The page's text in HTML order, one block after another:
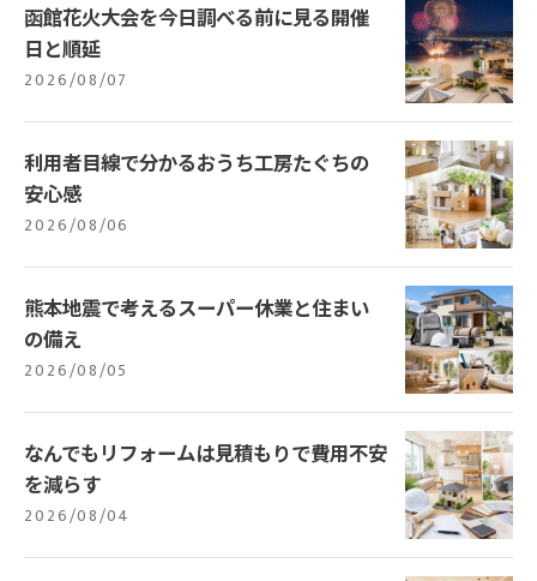
函館花火大会を今日調べる前に見る開催
日と順延
2026/08/07
利用者目線で分かるおうち工房たぐちの
安心感
2026/08/06
熊本地震で考えるスーパー休業と住まい
の備え
2026/08/05
なんでもリフォームは見積もりで費用不安
を減らす
2026/08/04